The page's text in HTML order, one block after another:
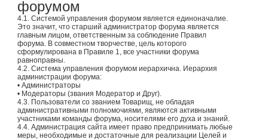
форумом
4.1. Системой управления форумом является единоначалие.
Это значит, что старший администратор форума является
главным лицом, ответственным за соблюдение Правил
форума. В совместном творчестве, цель которого
сформулирована в Правиле 1, все участники форума
равноправны.
4.2. Система управления форумом иерархична. Иерархия
администрации форума:
• Администраторы
• Модераторы (звания Модератор и Друг).
4.3. Пользователи со званием Товарищ, не обладая
административными полномочиями, являются активными
участниками команды форума, носителями его духа и знаний.
4.4. Администрация сайта имеет право предпринимать любые
меры, необходимые и достаточные для реализации Целей и